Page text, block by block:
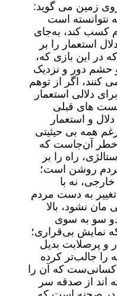
زمین می گوید:
نتوانسته است
کسب کند، به‌جای
استعمار را بر
در این بازی که،
حشم دور و نزدیک
کنند، اگر از توهم
دلالی استعمار
های قبلی
و استعمار
همه بی حیثیتی
خطر آن‌جاست که
راه را بر
روشن است؛
خارجی، نه با
به دست مردم
نشود، بالا
سو به سوی
نمایش بی‌قراری؛
و پرصلابت بدیل
را جالب‌تر کرده
که آن را
اند از صدقه سر